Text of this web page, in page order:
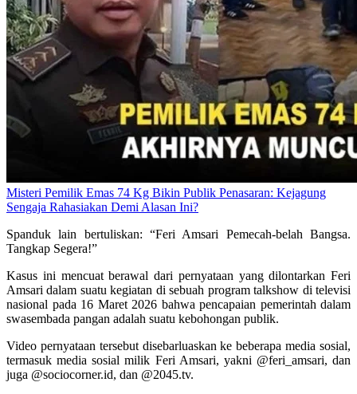
Misteri Pemilik Emas 74 Kg Bikin Publik Penasaran: Kejagung
Sengaja Rahasiakan Demi Alasan Ini?
Spanduk lain bertuliskan: “Feri Amsari Pemecah-belah Bangsa.
Tangkap Segera!”
Kasus ini mencuat berawal dari pernyataan yang dilontarkan Feri
Amsari dalam suatu kegiatan di sebuah program talkshow di televisi
nasional pada 16 Maret 2026 bahwa pencapaian pemerintah dalam
swasembada pangan adalah suatu kebohongan publik.
Video pernyataan tersebut disebarluaskan ke beberapa media sosial,
termasuk media sosial milik Feri Amsari, yakni @feri_amsari, dan
juga @sociocorner.id, dan @2045.tv.